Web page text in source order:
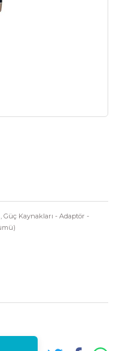
, Güç Kaynakları - Adaptör -